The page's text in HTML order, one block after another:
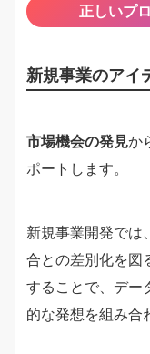
正しいプ
新規事業のアイ
市場機会の発見か
ポートします。
新規事業開発では
合との差別化を図
することで、デー
的な発想を組み合